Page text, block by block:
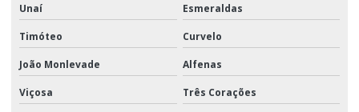
Unaí Esmeraldas
Timóteo Curvelo
João Monlevade Alfenas
Viçosa Três Corações